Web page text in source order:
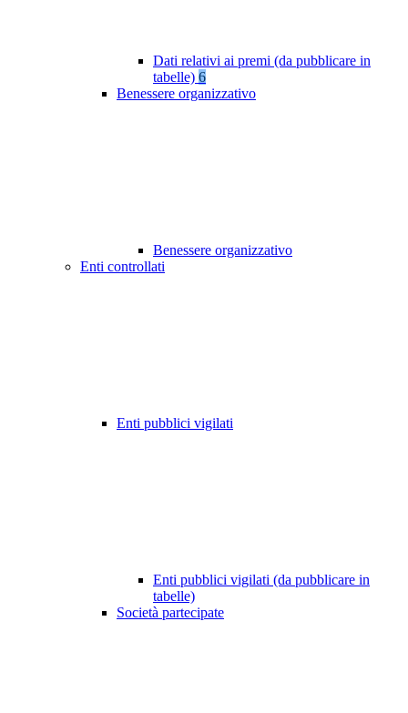
Dati relativi ai premi (da pubblicare in
tabelle) 6
Benessere organizzativo
Benessere organizzativo
Enti controllati
Enti pubblici vigilati
Enti pubblici vigilati (da pubblicare in
tabelle)
Società partecipate